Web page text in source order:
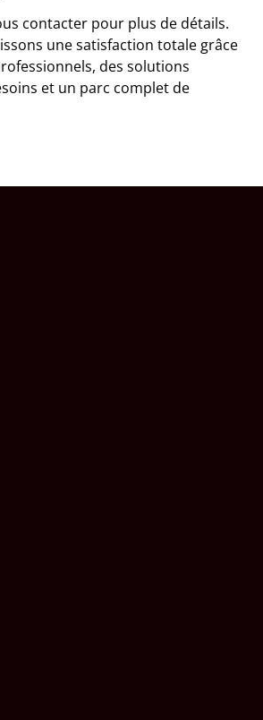
contacter pour plus de détails.
une satisfaction totale grâce
des solutions
et un parc complet de